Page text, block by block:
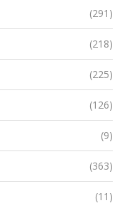
(291)
(218)
(225)
(126)
(9)
(363)
(11)